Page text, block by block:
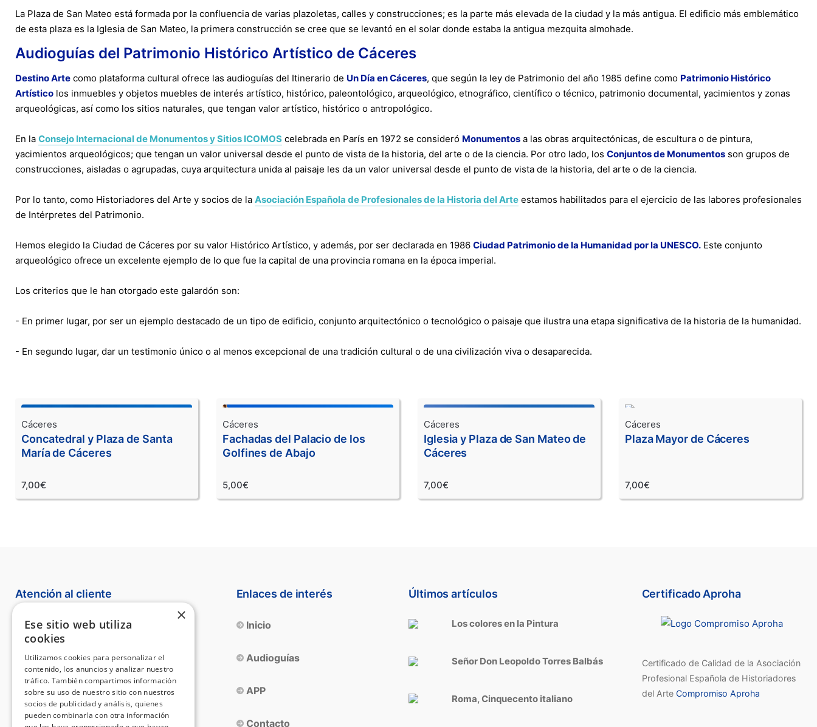
La Plaza de San Mateo está formada por la confluencia de varias plazoletas, calles y construcciones; es la parte más elevada de la ciudad y la más antigua. El edificio más emblemático
de esta plaza es la Iglesia de San Mateo, la primera construcción se cree que se levantó en el solar donde estaba la antigua mezquita almohade.
Audioguías del Patrimonio Histórico Artístico de Cáceres
Destino Arte como plataforma cultural ofrece las audioguías del Itinerario de Un Día en Cáceres, que según la ley de Patrimonio del año 1985 define como Patrimonio Histórico
Artístico los inmuebles y objetos muebles de interés artístico, histórico, paleontológico, arqueológico, etnográfico, científico o técnico, patrimonio documental, yacimientos y zonas
arqueológicas, así como los sitios naturales, que tengan valor artístico, histórico o antropológico.
En la Consejo Internacional de Monumentos y Sitios ICOMOS celebrada en París en 1972 se consideró Monumentos a las obras arquitectónicas, de escultura o de pintura,
yacimientos arqueológicos; que tengan un valor universal desde el punto de vista de la historia, del arte o de la ciencia. Por otro lado, los Conjuntos de Monumentos son grupos de
construcciones, aisladas o agrupadas, cuya arquitectura unida al paisaje les da un valor universal desde el punto de vista de la historia, del arte o de la ciencia.
Por lo tanto, como Historiadores del Arte y socios de la Asociación Española de Profesionales de la Historia del Arte estamos habilitados para el ejercicio de las labores profesionales
de Intérpretes del Patrimonio.
Hemos elegido la Ciudad de Cáceres por su valor Histórico Artístico, y además, por ser declarada en 1986 Ciudad Patrimonio de la Humanidad por la UNESCO. Este conjunto
arqueológico ofrece un excelente ejemplo de lo que fue la capital de una provincia romana en la época imperial.
Los criterios que le han otorgado este galardón son:
- En primer lugar, por ser un ejemplo destacado de un tipo de edificio, conjunto arquitectónico o tecnológico o paisaje que ilustra una etapa significativa de la historia de la humanidad.
- En segundo lugar, dar un testimonio único o al menos excepcional de una tradición cultural o de una civilización viva o desaparecida.
Cáceres
Concatedral y Plaza de Santa
María de Cáceres
7,00€
Cáceres
Fachadas del Palacio de los
Golfines de Abajo
5,00€
Cáceres
Iglesia y Plaza de San Mateo de
Cáceres
7,00€
Cáceres
Plaza Mayor de Cáceres
7,00€
Atención al cliente
Teléfono: 655 104 032
Email: info@destinoarte.com
Enlaces de interés
Inicio
Audioguías
APP
Contacto
Últimos artículos
Los colores en la Pintura
Señor Don Leopoldo Torres Balbás
Roma, Cinquecento italiano
Certificado Aproha
Certificado de Calidad de la Asociación
Profesional Española de Historiadores
del Arte Compromiso Aproha
×
Ese sitio web utiliza
cookies
Utilizamos cookies para personalizar el
contenido, los anuncios y analizar nuestro
tráfico. También compartimos información
sobre su uso de nuestro sitio con nuestros
socios de publicidad y análisis, quienes
pueden combinarla con otra información